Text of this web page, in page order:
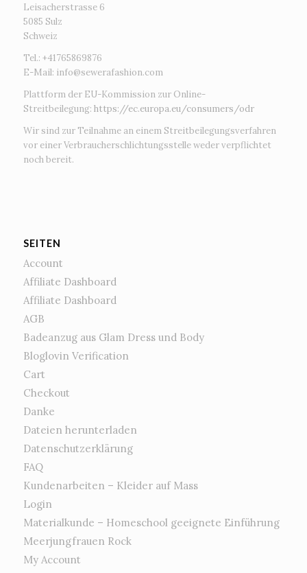
Leisacherstrasse 6
5085 Sulz
Schweiz
Tel.: +41765869876
E-Mail: info@sewerafashion.com
Plattform der EU-Kommission zur Online-
Streitbeilegung: https://ec.europa.eu/consumers/odr
Wir sind zur Teilnahme an einem Streitbeilegungsverfahren
vor einer Verbraucherschlichtungsstelle weder verpflichtet
noch bereit.
SEITEN
Account
Affiliate Dashboard
Affiliate Dashboard
AGB
Badeanzug aus Glam Dress und Body
Bloglovin Verification
Cart
Checkout
Danke
Dateien herunterladen
Datenschutzerklärung
FAQ
Kundenarbeiten – Kleider auf Mass
Login
Materialkunde – Homeschool geeignete Einführung
Meerjungfrauen Rock
My Account